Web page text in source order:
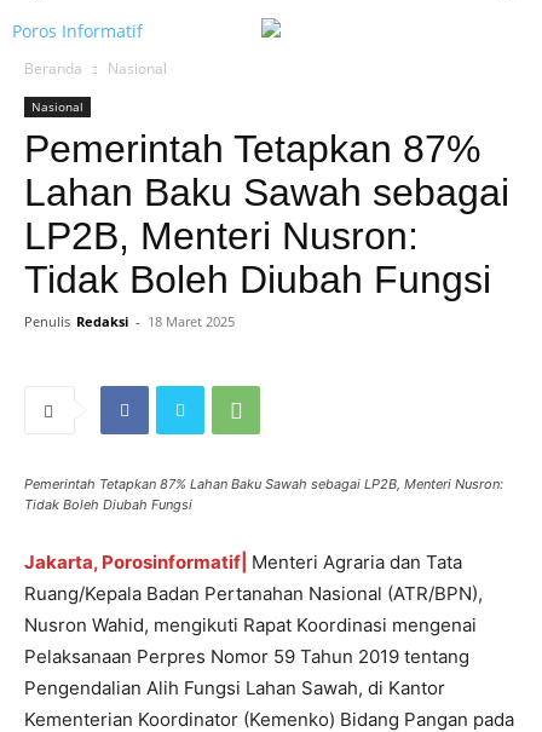
Poros Informatif
Beranda Nasional
Nasional
Pemerintah Tetapkan 87%
Lahan Baku Sawah sebagai
LP2B, Menteri Nusron:
Tidak Boleh Diubah Fungsi
Penulis Redaksi - 18 Maret 2025
Pemerintah Tetapkan 87% Lahan Baku Sawah sebagai LP2B, Menteri Nusron:
Tidak Boleh Diubah Fungsi
Jakarta, Porosinformatif| Menteri Agraria dan Tata
Ruang/Kepala Badan Pertanahan Nasional (ATR/BPN),
Nusron Wahid, mengikuti Rapat Koordinasi mengenai
Pelaksanaan Perpres Nomor 59 Tahun 2019 tentang
Pengendalian Alih Fungsi Lahan Sawah, di Kantor
Kementerian Koordinator (Kemenko) Bidang Pangan pada